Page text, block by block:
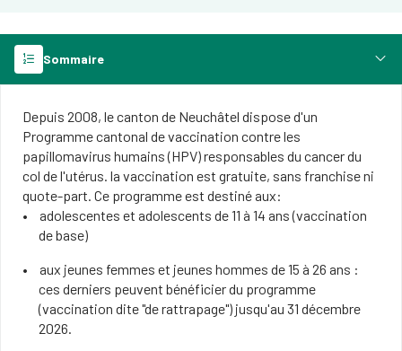
Sommaire
Depuis 2008, le canton de Neuchâtel dispose d'un
Programme cantonal de vaccination contre les
papillomavirus humains (HPV)responsables du cancer du
col de l'utérus. la vaccination est gratuite, sans franchise ni
quote-part. Ce programme est destiné aux:
adolescentes et adolescents de 11 à 14 ans (vaccination
de base)
aux jeunes femmes et jeunes hommes de 15 à 26 ans :
ces derniers peuvent bénéficier du programme
(vaccination dite "de rattrapage") jusqu'au 31 décembre
2026.